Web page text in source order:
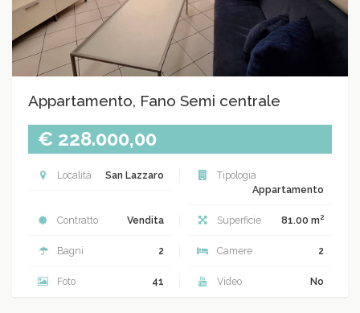
Appartamento, Fano Semi centrale
€ 228.000,00
Località San Lazzaro
Tipologia
Appartamento
Contratto Vendita Superficie 81.00 m2
Bagni 2 Camere 2
Foto 41 Video No